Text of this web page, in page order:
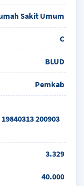
Sakit Umum
C
BLUD
Pemkab
200903
3.329
40.000